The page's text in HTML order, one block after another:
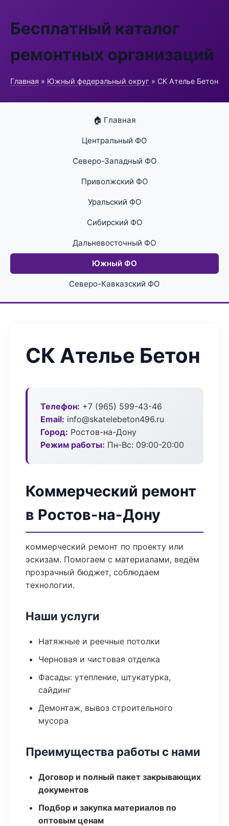
Бесплатный каталог
ремонтных организаций
Главная » Южный федеральный округ » СК Ателье Бетон
🏠 Главная
Центральный ФО
Северо-Западный ФО
Приволжский ФО
Уральский ФО
Сибирский ФО
Дальневосточный ФО
Южный ФО
Северо-Кавказский ФО
СК Ателье Бетон
Телефон: +7 (965) 599-43-46
Email: info@skatelebeton496.ru
Город: Ростов-на-Дону
Режим работы: Пн-Вс: 09:00-20:00
Коммерческий ремонт
в Ростов-на-Дону
коммерческий ремонт по проекту или
эскизам. Помогаем с материалами, ведём
прозрачный бюджет, соблюдаем
технологии.
Наши услуги
Натяжные и реечные потолки
Черновая и чистовая отделка
Фасады: утепление, штукатурка,
сайдинг
Демонтаж, вывоз строительного
мусора
Преимущества работы с нами
Договор и полный пакет закрывающих
документов
Подбор и закупка материалов по
оптовым ценам